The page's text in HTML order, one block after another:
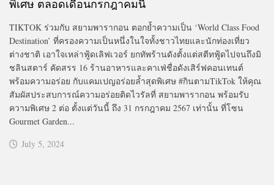
พิเศษ ตลอดเดือนกรกฎาคมนี้
TIKTOK ร่วมกับ สยามพารากอน ตอกย้ำความเป็น ‘World Class Food
Destination’ ที่ครองความเป็นหนึ่งในใจทั้งชาวไทยและนักท่องเที่ยว
ต่างชาติ เอาใจเหล่าฟู้ดเลิฟเวอร์ ยกทัพร้านดังตั้งแต่สตีทฟู้ดไปจนถึงมิ
ชลินสตาร์ คัดสรร 16 ร้านอาหารและคาเฟ่ชื่อดังเสิร์ฟคอนเทนต์
พร้อมความอร่อย กับแคมเปญอร่อยล้ำสุดพิเศษ #กินตามTikTok ให้คุณ
สัมผัสประสบการณ์ความอร่อยติดไวรัลที่ สยามพารากอน พร้อมรับ
ความพิเศษ 2 ต่อ ตั้งแต่วันนี้ ถึง 31 กรกฎาคม 2567 เท่านั้น ที่โซน
Gourmet Garden...
July 5, 2024